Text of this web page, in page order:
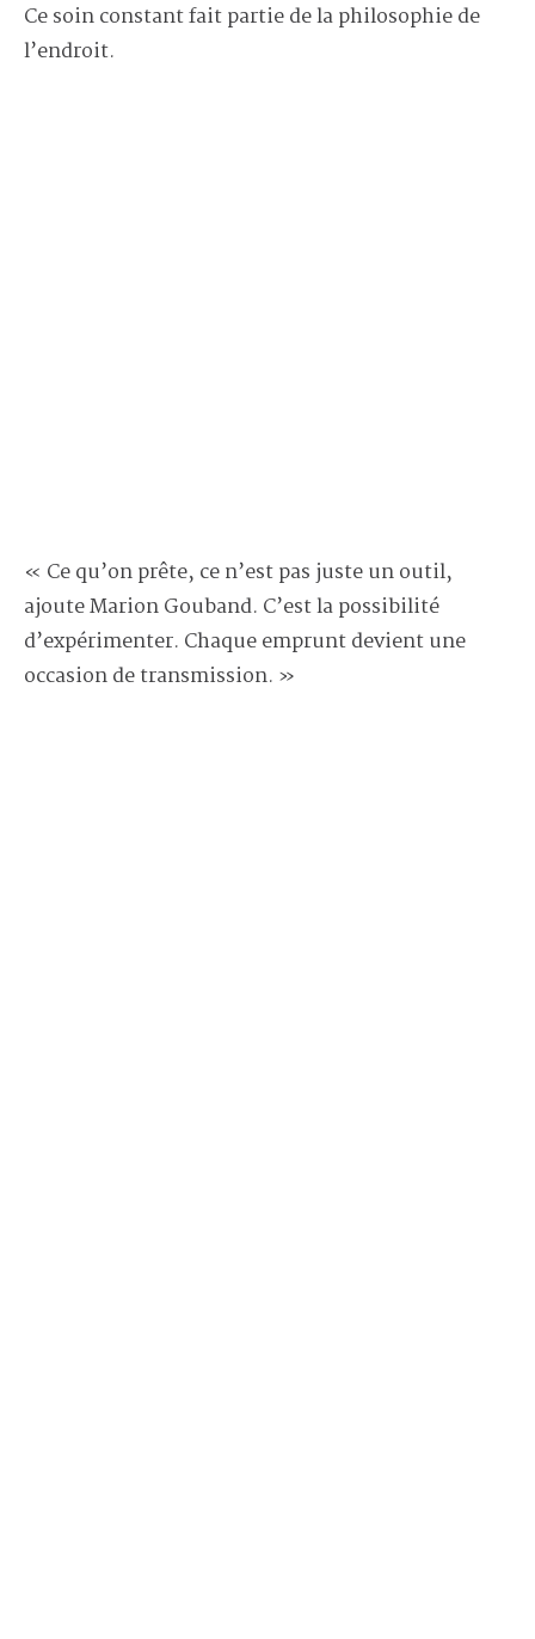
Ce soin constant fait partie de la philosophie de
l’endroit.
« Ce qu’on prête, ce n’est pas juste un outil,
ajoute Marion Gouband. C’est la possibilité
d’expérimenter. Chaque emprunt devient une
occasion de transmission. »